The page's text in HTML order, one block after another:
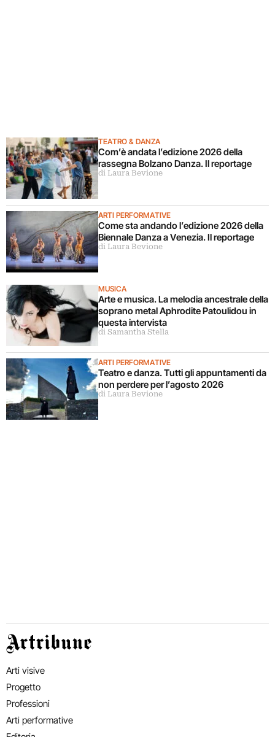
TEATRO & DANZA
Com’è andata l’edizione 2026 della
rassegna Bolzano Danza. Il reportage
di Laura Bevione
ARTI PERFORMATIVE
Come sta andando l’edizione 2026 della
Biennale Danza a Venezia. Il reportage
di Laura Bevione
MUSICA
Arte e musica. La melodia ancestrale della
soprano metal Aphrodite Patoulidou in
questa intervista
di Samantha Stella
ARTI PERFORMATIVE
Teatro e danza. Tutti gli appuntamenti da
non perdere per l’agosto 2026
di Laura Bevione
Artribune
Arti visive
Progetto
Professioni
Arti performative